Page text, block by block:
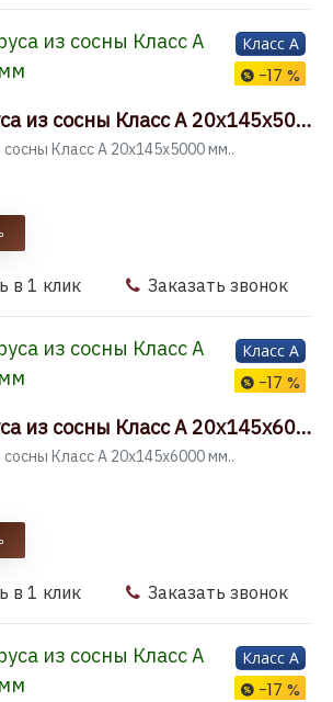
Класс A
-17 %
Имитация бруса из сосны Класс А 20x145x5000 мм
Класс А 20x145x5000 мм..
в 1 клик Заказать звонок
Класс A
-17 %
Имитация бруса из сосны Класс А 20x145x6000 мм
Класс А 20x145x6000 мм..
в 1 клик Заказать звонок
Класс A
-17 %